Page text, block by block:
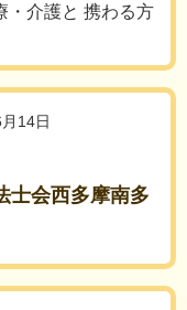
・介護と 携わる方
14日
士会西多摩南多